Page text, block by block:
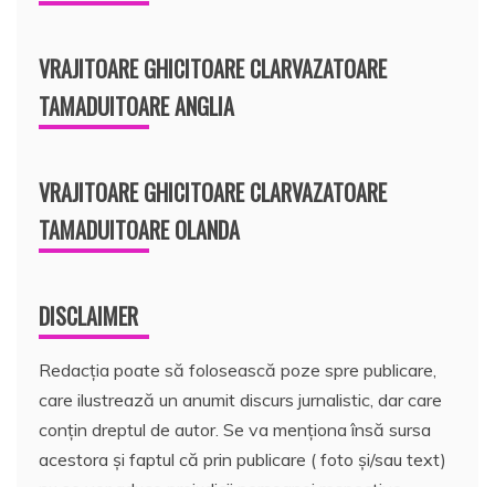
VRAJITOARE GHICITOARE CLARVAZATOARE
TAMADUITOARE ANGLIA
VRAJITOARE GHICITOARE CLARVAZATOARE
TAMADUITOARE OLANDA
DISCLAIMER
Redacția poate să folosească poze spre publicare,
care ilustrează un anumit discurs jurnalistic, dar care
conțin dreptul de autor. Se va menționa însă sursa
acestora și faptul că prin publicare ( foto și/sau text)